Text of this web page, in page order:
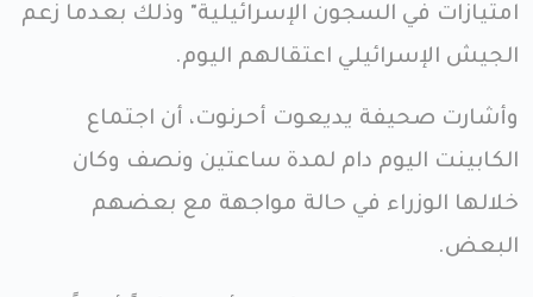
امتيازات في السجون الإسرائيلية" وذلك بعدما زعم
الجيش الإسرائيلي اعتقالهم اليوم.
وأشارت صحيفة يديعوت أحرنوت، أن اجتماع
الكابينت اليوم دام لمدة ساعتين ونصف وكان
خلالها الوزراء في حالة مواجهة مع بعضهم
البعض.